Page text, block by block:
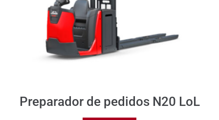
Preparador de pedidos N20 LoL